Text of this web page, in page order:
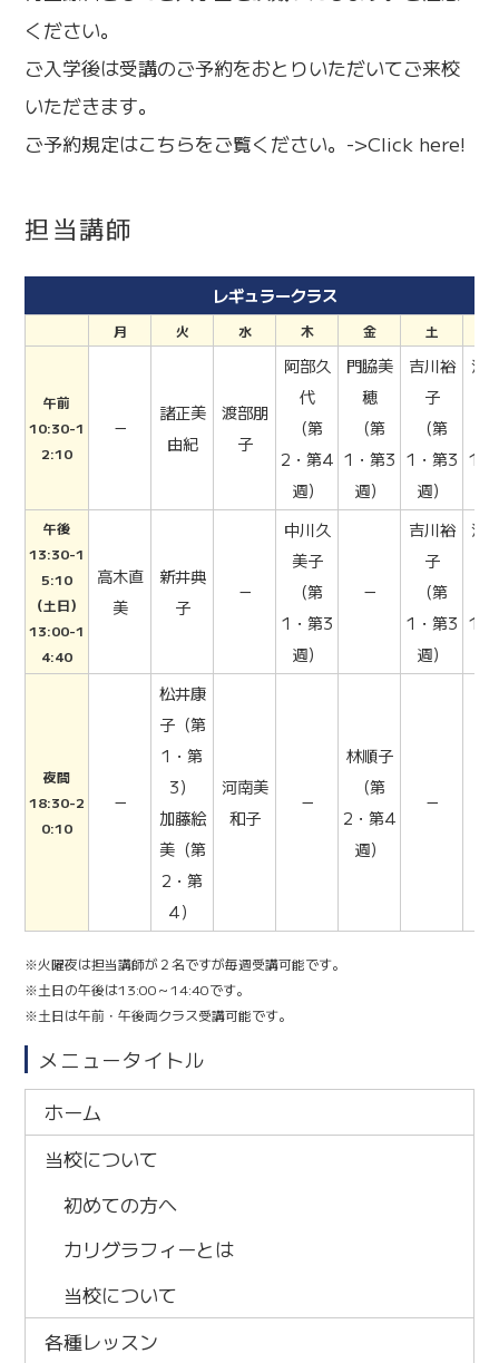
ください。
ご入学後は受講のご予約をおとりいただいてご来校
いただきます。
ご予約規定はこちらをご覧ください。 ->Click here!
担当講師
レギュラークラス
月 火 水 木 金 土
午前
10:30-1
2:10
－
諸正美
由紀
渡部朋
子
阿部久
代
（第
2・第4
週）
門脇美
穂
（第
1・第3
週）
吉川裕
子
（第
1・第3
週）
渋
1・
午後
13:30-1
5:10
（土日）
13:00-1
4:40
高木直
美
新井典
子
－
中川久
美子
（第
1・第3
週）
－
吉川裕
子
（第
1・第3
週）
渋
1・
夜間
18:30-2
0:10
－
松井康
子（第
1・第
3）
加藤絵
美（第
2・第
4）
河南美
和子
－
林順子
（第
2・第4
週）
－
※火曜夜は担当講師が２名ですが毎週受講可能です。
※土日の午後は13:00～14:40です。
※土日は午前・午後両クラス受講可能です。
メニュータイトル
ホーム
当校について
初めての方へ
カリグラフィーとは
当校について
各種レッスン